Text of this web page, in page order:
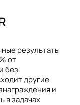
результаты
от
без
другие
и
в задачах